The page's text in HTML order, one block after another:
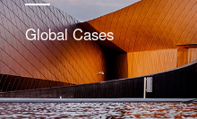
Global Cases